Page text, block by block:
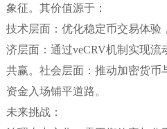
象征。其价值源于：
技术层面：优化稳定币交易体验
济层面：通过veCRV机制实现流
共赢。社会层面：推动加密货币
资金入场铺平道路。
未来挑战：